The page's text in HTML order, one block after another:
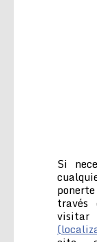
Si
través